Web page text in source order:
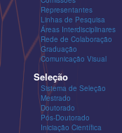
Representantes
Linhas de Pesquisa
Áreas Interdisciplinares
Rede de Colaboração
Graduação
Comunicação Visual
Seleção
Sistema de Seleção
Mestrado
Doutorado
Pós-Doutorado
Iniciação Científica